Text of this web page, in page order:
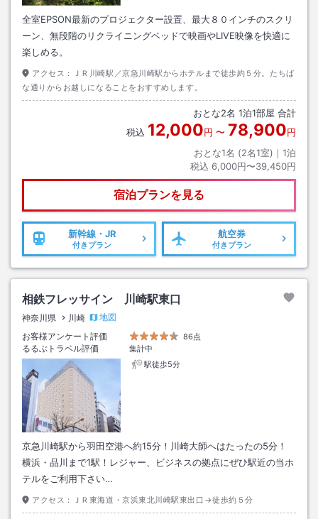
全室EPSON最新のプロジェクター設置、最大８０インチのスクリ
ーン、無段階のリクライニングベッドで映画やLIVE映像を快適に
楽しめる。
アクセス：
ＪＲ川崎駅／京急川崎駅からホテルまで徒歩約５分。たちば
な通りからお越しになることをおすすめします。
おとな2名 1泊1部屋 合計
税込 12,000円 〜 78,900円
おとな1名 (2名1室)｜ 1泊
税込 6,000円〜39,450円
宿泊プランを見る
新幹線・JR
付きプラン
航空券
付きプラン
相鉄フレッサイン 川崎駅東口
神奈川県 川崎
地図
お客様アンケート評価
86点
るるぶトラベル評価
集計中
駅徒歩5分
京急川崎駅から羽田空港へ約15分！川崎大師へはたったの5分！
横浜・品川まで1駅！レジャー、ビジネスの拠点にぜひ駅近の当ホ
テルをご利用下さい…
アクセス： ＪＲ東海道・京浜東北川崎駅東出口→徒歩約５分